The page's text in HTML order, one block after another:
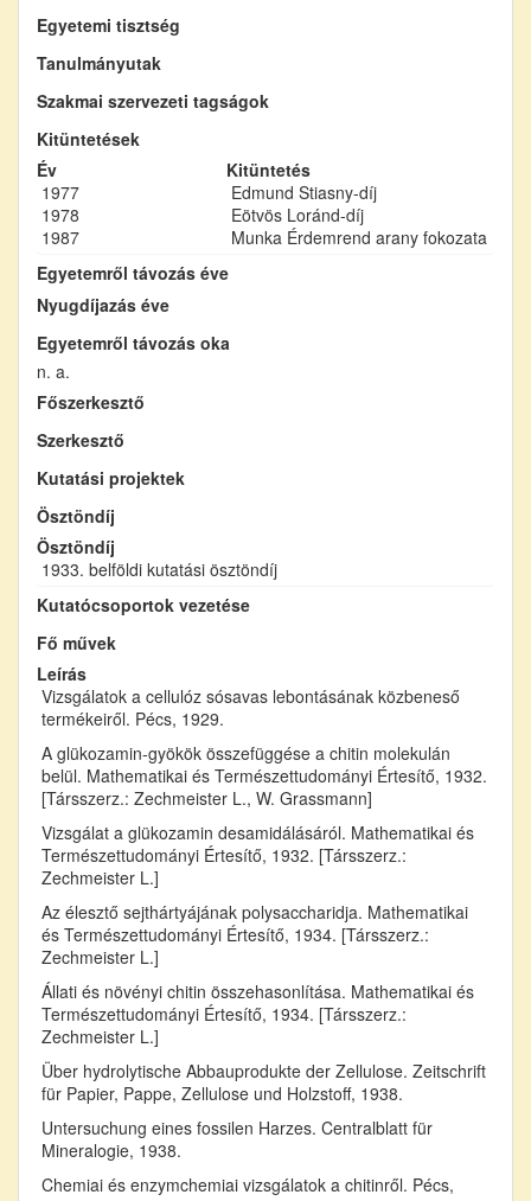
Egyetemi tisztség
Tanulmányutak
Szakmai szervezeti tagságok
Kitüntetések
Év
Kitüntetés
1977
Edmund Stiasny-díj
1978
Eötvös Loránd-díj
1987
Munka Érdemrend arany fokozata
Egyetemről távozás éve
Nyugdíjazás éve
Egyetemről távozás oka
n. a.
Főszerkesztő
Szerkesztő
Kutatási projektek
Ösztöndíj
Ösztöndíj
1933. belföldi kutatási ösztöndíj
Kutatócsoportok vezetése
Fő művek
Leírás
Vizsgálatok a cellulóz sósavas lebontásának közbeneső
termékeiről. Pécs, 1929.
A glükozamin-gyökök összefüggése a chitin molekulán
belül. Mathematikai és Természettudományi Értesítő, 1932.
[Társszerz.: Zechmeister L., W. Grassmann]
Vizsgálat a glükozamin desamidálásáról. Mathematikai és
Természettudományi Értesítő, 1932. [Társszerz.:
Zechmeister L.]
Az élesztő sejthártyájának polysaccharidja. Mathematikai
és Természettudományi Értesítő, 1934. [Társszerz.:
Zechmeister L.]
Állati és növényi chitin összehasonlítása. Mathematikai és
Természettudományi Értesítő, 1934. [Társszerz.:
Zechmeister L.]
Über hydrolytische Abbauprodukte der Zellulose. Zeitschrift
für Papier, Pappe, Zellulose und Holzstoff, 1938.
Untersuchung eines fossilen Harzes. Centralblatt für
Mineralogie, 1938.
Chemiai és enzymchemiai vizsgálatok a chitinről. Pécs,